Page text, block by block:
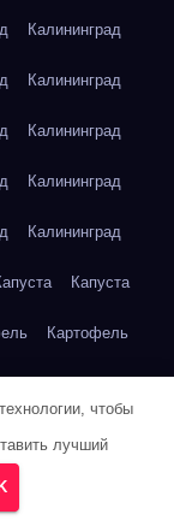
Калининград
Калининград
Калининград
Калининград
Калининград
Капуста
Картофель
Кейптаун
чтобы
лучший